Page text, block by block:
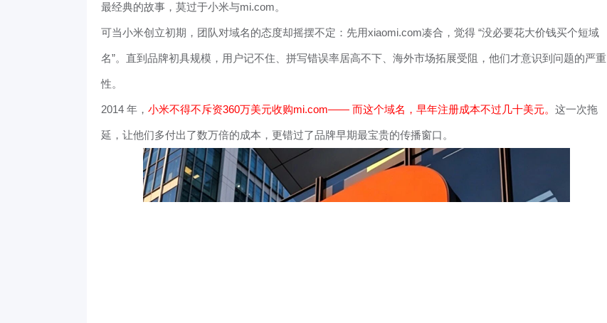
最经典的故事，莫过于小米与mi.com。
可当小米创立初期，团队对域名的态度却摇摆不定：先用xiaomi.com凑合，觉得 “没必要花大价钱买个短域
名”。直到品牌初具规模，用户记不住、拼写错误率居高不下、海外市场拓展受阻，他们才意识到问题的严重
性。
2014 年， 小米不得不斥资360万美元收购mi.com—— 而这个域名，早年注册成本不过几十美元。 这一次拖
延，让他们多付出了数万倍的成本，更错过了品牌早期最宝贵的传播窗口。